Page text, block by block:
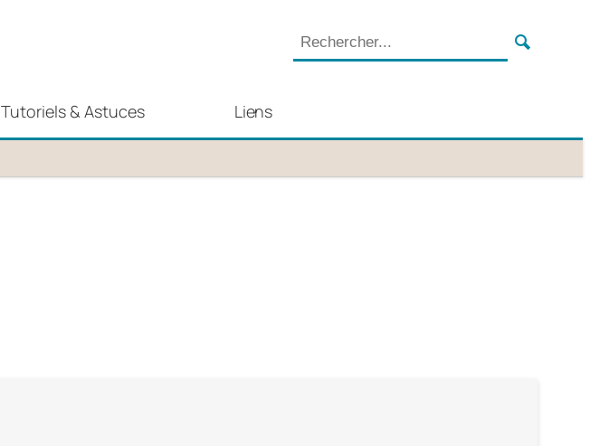
Tutoriels & Astuces Liens